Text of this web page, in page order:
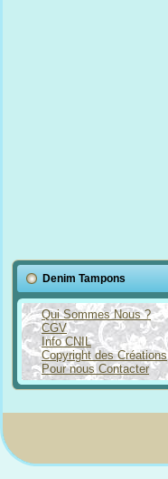
Denim Tampons
Qui Sommes Nous ?
CGV
Info CNIL
Copyright des Créations
Pour nous Contacter